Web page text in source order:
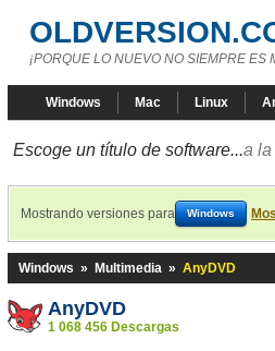
¡PORQUE LO NUEVO NO SIEMPRE ES
Windows Mac Linux
Escoge un título de software...a la
Mostrando versiones para Windows
Windows » Multimedia » AnyDVD
AnyDVD
1 068 456 Descargas